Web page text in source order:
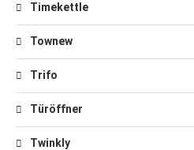
Timekettle
Townew
Trifo
Türöffner
Twinkly